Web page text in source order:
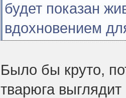
будет показан
вдохновением
Было бы круто,
тварюга